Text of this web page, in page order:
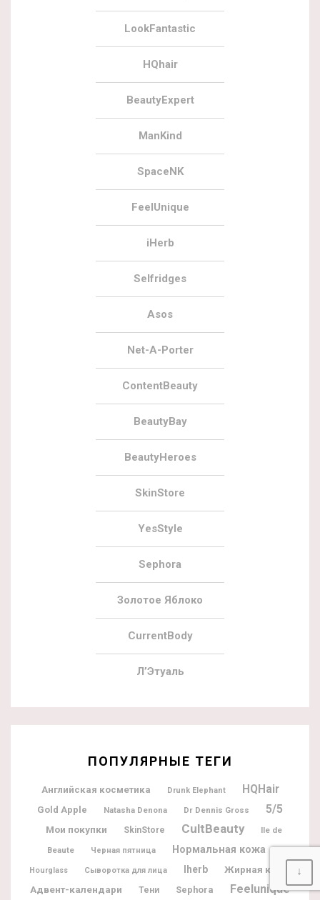
LookFantastic
HQhair
BeautyExpert
ManKind
SpaceNK
FeelUnique
iHerb
Selfridges
Asos
Net-A-Porter
ContentBeauty
BeautyBay
BeautyHeroes
SkinStore
YesStyle
Sephora
Золотое Яблоко
CurrentBody
Л’Этуаль
ПОПУЛЯРНЫЕ ТЕГИ
Английская косметика Drunk Elephant HQHair
Gold Apple Natasha Denona Dr Dennis Gross 5/5
Мои покупки SkinStore CultBeauty
Ile de
Beaute
Черная пятница Нормальная кожа
Hourglass Сыворотка для лица Iherb
Жирная кожа
Адвент-календари
Тени Sephora Feelunique
↓